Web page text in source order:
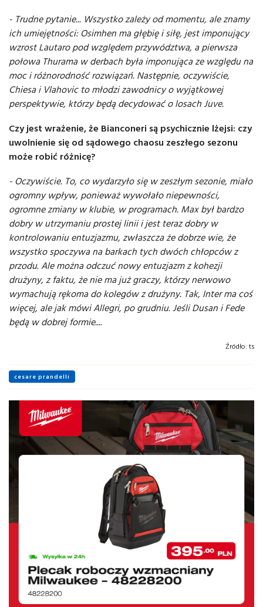
- Trudne pytanie... Wszystko zależy od momentu, ale znamy
ich umiejętności: Osimhen ma głębię i siłę, jest imponujący
wzrost Lautaro pod względem przywództwa, a pierwsza
połowa Thurama w derbach była imponująca ze względu na
moc i różnorodność rozwiązań. Następnie, oczywiście,
Chiesa i Vlahovic to młodzi zawodnicy o wyjątkowej
perspektywie, którzy będą decydować o losach Juve.
Czy jest wrażenie, że Bianconeri są psychicznie lżejsi: czy
uwolnienie się od sądowego chaosu zeszłego sezonu
może robić różnicę?
- Oczywiście. To, co wydarzyło się w zeszłym sezonie, miało
ogromny wpływ, ponieważ wywołało niepewności,
ogromne zmiany w klubie, w programach. Max był bardzo
dobry w utrzymaniu prostej linii i jest teraz dobry w
kontrolowaniu entuzjazmu, zwłaszcza że dobrze wie, że
wszystko spoczywa na barkach tych dwóch chłopców z
przodu. Ale można odczuć nowy entuzjazm z kohezji
drużyny, z faktu, że nie ma już graczy, którzy nerwowo
wymachują rękoma do kolegów z drużyny. Tak, Inter ma coś
więcej, ale jak mówi Allegri, po grudniu. Jeśli Dusan i Fede
będą w dobrej formie....
Źródło: ts
cesare prandelli